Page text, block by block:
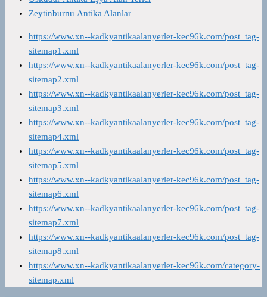
Zeytinburnu Antika Alanlar
https://www.xn--kadkyantikaalanyerler-kec96k.com/post_tag-
sitemap1.xml
https://www.xn--kadkyantikaalanyerler-kec96k.com/post_tag-
sitemap2.xml
https://www.xn--kadkyantikaalanyerler-kec96k.com/post_tag-
sitemap3.xml
https://www.xn--kadkyantikaalanyerler-kec96k.com/post_tag-
sitemap4.xml
https://www.xn--kadkyantikaalanyerler-kec96k.com/post_tag-
sitemap5.xml
https://www.xn--kadkyantikaalanyerler-kec96k.com/post_tag-
sitemap6.xml
https://www.xn--kadkyantikaalanyerler-kec96k.com/post_tag-
sitemap7.xml
https://www.xn--kadkyantikaalanyerler-kec96k.com/post_tag-
sitemap8.xml
https://www.xn--kadkyantikaalanyerler-kec96k.com/category-
sitemap.xml